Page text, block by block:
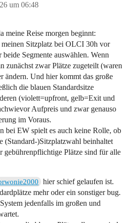
um 06:48
meine Reise morgen beginnt:
Sitzplatz bei OLCI 30h vor
Segmente auswählen. Wenn
zunächst zwar Plätze zugeteilt (waren
ändern. Und hier kommt das große
die blauen Standardsitze
(violett=upfront, gelb=Exit und
Aufpreis und zwar genauso
im Voraus.
bei EW spielt es auch keine Rolle, ob
(Standard-)Sitzplatzwahl beinhaltet
gebührenpflichtige Plätze sind für alle
hier schief gelaufen ist.
mehr oder ein sonstiger bug.
jedenfalls im großen und